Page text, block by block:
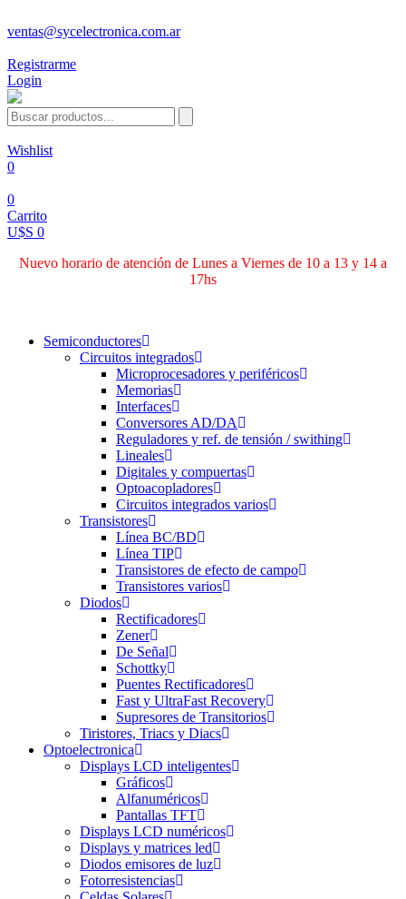
ventas@sycelectronica.com.ar
Registrarme
Login
Wishlist
0
0
Carrito
U$S 0
Nuevo horario de atención de Lunes a Viernes de 10 a 13 y 14 a
17hs
Semiconductores
Circuitos integrados
Microprocesadores y periféricos
Memorias
Interfaces
Conversores AD/DA
Reguladores y ref. de tensión / swithing
Lineales
Digitales y compuertas
Optoacopladores
Circuitos integrados varios
Transistores
Línea BC/BD
Línea TIP
Transistores de efecto de campo
Transistores varios
Diodos
Rectificadores
Zener
De Señal
Schottky
Puentes Rectificadores
Fast y UltraFast Recovery
Supresores de Transitorios
Tiristores, Triacs y Diacs
Optoelectronica
Displays LCD inteligentes
Gráficos
Alfanuméricos
Pantallas TFT
Displays LCD numéricos
Displays y matrices led
Diodos emisores de luz
Fotorresistencias